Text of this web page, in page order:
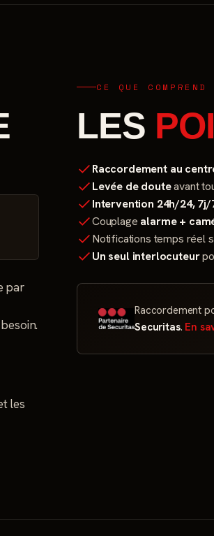
par
les
CE QUE
LES
Raccordement au
Levée de douteavant
Intervention 24h/24, 7j/
Couplage alarme +
Notifications temps réel
Un seul interlocuteur
Raccordement
Securitas. En